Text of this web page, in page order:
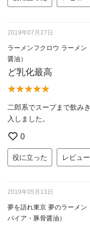
2019年07月27日
ラーメンフクロウ ラーメ
醤油）
ど乳化最高
二郎系でスープまで飲み
入しました。
0
役に立った レビュ
2019年05月13日
夢を語れ東京 夢のラーメン
パイア・豚骨醤油）